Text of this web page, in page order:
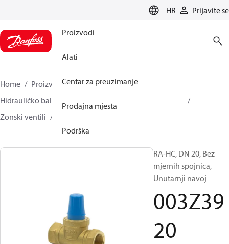
HR Prijavite se
Proizvodi
Alati
Centar za preuzimanje
Prodajna mjesta
Podrška
Home Proizvodi
Climate Solutions za grijanje
Hidrauličko balansiranje i regulacija
Zonski ventili
RA-HC, DN 20, Bez
mjernih spojnica,
Unutarnji navoj
003Z39
20